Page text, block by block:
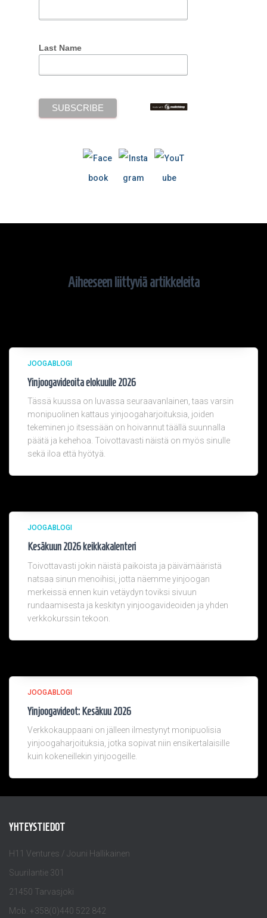
Last Name
Aiheeseen liittyviä artikkeleita
JOOGABLOGI
Yinjoogavideoita elokuulle 2026
Tässä kuussa on luvassa seuraavanlainen, taas varsin
monipuolinen kattaus yinjoogaharjoituksia, joiden
tekeminen jo itsessään on hoivannut täällä suunnalla
päätä ja kehehoa. Toivottavasti näistä on myös sinulle
sekä iloa että hyötyä.
JOOGABLOGI
Kesäkuun 2026 keikkakalenteri
Toivottavasti jokin näistä paikoista ja päivämääristä
natsaa sinun menoihisi, jotta näemme yinjoogan
merkeissä ennen kuin vetäydyn toviksi sivuun
rundaamisesta ja keskityn yinjoogavideoiden ja yhden
verkkokurssin tekoon.
JOOGABLOGI
Yinjoogavideot: Kesäkuu 2026
Verkkokauppaani on jälleen ilmestynyt monipuolisia
yinjoogaharjoituksia, jotka sopivat niin ensikertalaisille
kuin kokeneillekin yinjoogeille.
YHTEYSTIEDOT
H11 Ventures / Jouni Hallikainen
Suurilantie 301
21450 Tarvasjoki
Mob. +358(0)440 522 842